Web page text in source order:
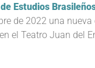
Estudios
de 2022 una
el Teatro Juan del